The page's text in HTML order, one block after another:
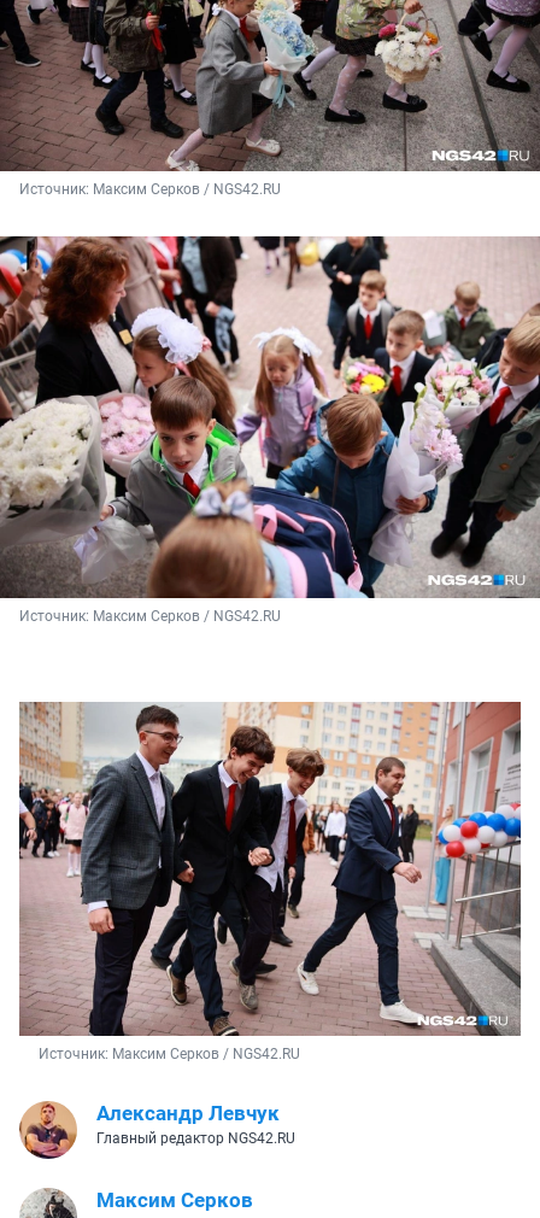
Источник: Максим Серков / NGS42.RU
Источник: Максим Серков / NGS42.RU
Источник: Максим Серков / NGS42.RU
Александр Левчук
Главный редактор NGS42.RU
Максим Серков